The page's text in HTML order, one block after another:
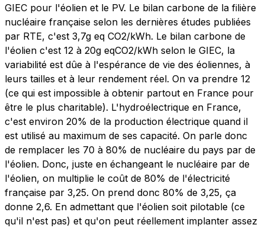
GIEC pour l'éolien et le PV. Le bilan carbone de la filière
nucléaire française selon les dernières études publiées
par RTE, c'est 3,7g eq CO2/kWh. Le bilan carbone de
l'éolien c'est 12 à 20g eqCO2/kWh selon le GIEC, la
variabilité est dûe à l'espérance de vie des éoliennes, à
leurs tailles et à leur rendement réel. On va prendre 12
(ce qui est impossible à obtenir partout en France pour
être le plus charitable). L'hydroélectrique en France,
c'est environ 20% de la production électrique quand il
est utilisé au maximum de ses capacité. On parle donc
de remplacer les 70 à 80% de nucléaire du pays par de
l'éolien. Donc, juste en échangeant le nucléaire par de
l'éolien, on multiplie le coût de 80% de l'électricité
française par 3,25. On prend donc 80% de 3,25, ça
donne 2,6. En admettant que l'éolien soit pilotable (ce
qu'il n'est pas) et qu'on peut réellement implanter assez